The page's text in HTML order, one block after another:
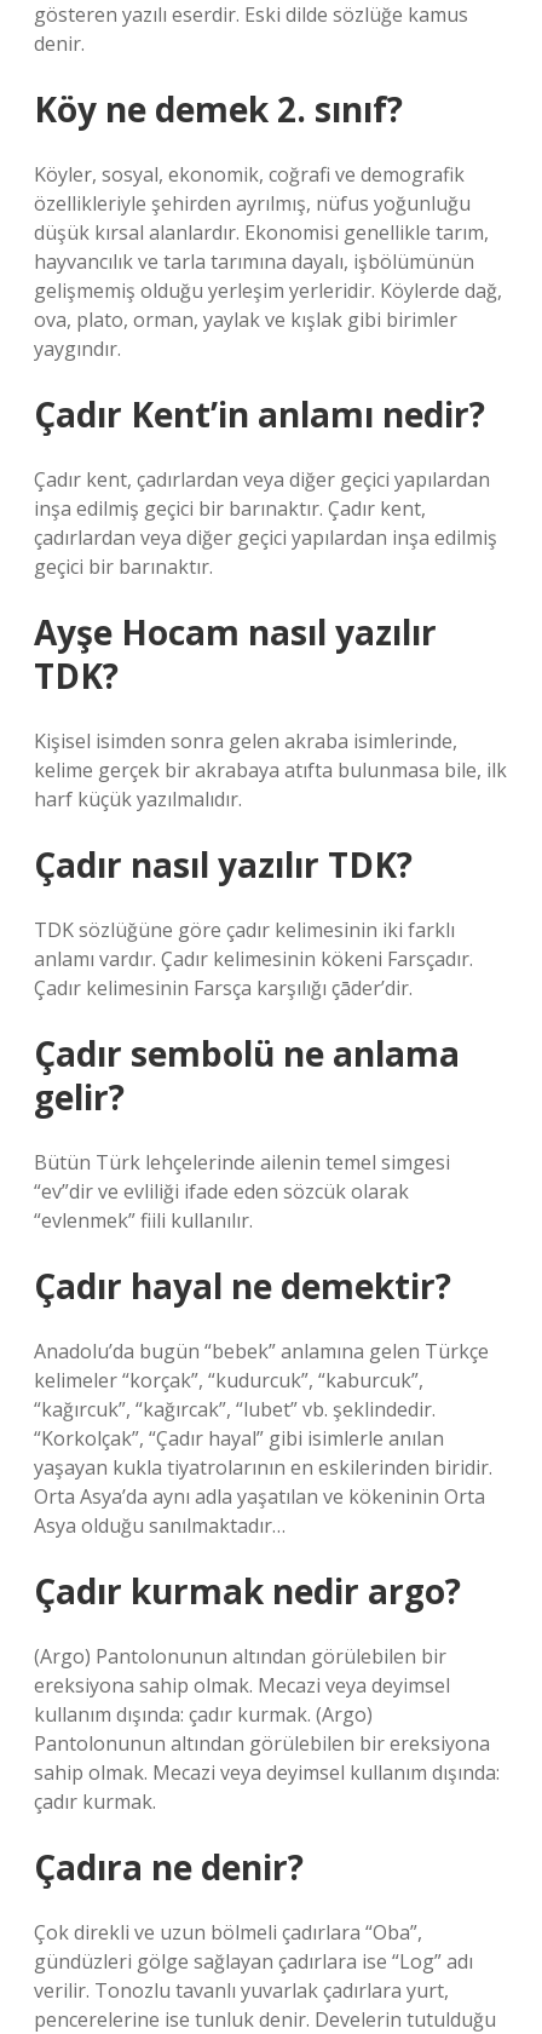
gösteren yazılı eserdir. Eski dilde sözlüğe kamus
denir.
Köy ne demek 2. sınıf?
Köyler, sosyal, ekonomik, coğrafi ve demografik
özellikleriyle şehirden ayrılmış, nüfus yoğunluğu
düşük kırsal alanlardır. Ekonomisi genellikle tarım,
hayvancılık ve tarla tarımına dayalı, işbölümünün
gelişmemiş olduğu yerleşim yerleridir. Köylerde dağ,
ova, plato, orman, yaylak ve kışlak gibi birimler
yaygındır.
Çadır Kent’in anlamı nedir?
Çadır kent, çadırlardan veya diğer geçici yapılardan
inşa edilmiş geçici bir barınaktır. Çadır kent,
çadırlardan veya diğer geçici yapılardan inşa edilmiş
geçici bir barınaktır.
Ayşe Hocam nasıl yazılır
TDK?
Kişisel isimden sonra gelen akraba isimlerinde,
kelime gerçek bir akrabaya atıfta bulunmasa bile, ilk
harf küçük yazılmalıdır.
Çadır nasıl yazılır TDK?
TDK sözlüğüne göre çadır kelimesinin iki farklı
anlamı vardır. Çadır kelimesinin kökeni Farsçadır.
Çadır kelimesinin Farsça karşılığı çāder’dir.
Çadır sembolü ne anlama
gelir?
Bütün Türk lehçelerinde ailenin temel simgesi
“ev”dir ve evliliği ifade eden sözcük olarak
“evlenmek” fiili kullanılır.
Çadır hayal ne demektir?
Anadolu’da bugün “bebek” anlamına gelen Türkçe
kelimeler “korçak”, “kudurcuk”, “kaburcuk”,
“kağırcuk”, “kağırcak”, “lubet” vb. şeklindedir.
“Korkolçak”, “Çadır hayal” gibi isimlerle anılan
yaşayan kukla tiyatrolarının en eskilerinden biridir.
Orta Asya’da aynı adla yaşatılan ve kökeninin Orta
Asya olduğu sanılmaktadır…
Çadır kurmak nedir argo?
(Argo) Pantolonunun altından görülebilen bir
ereksiyona sahip olmak. Mecazi veya deyimsel
kullanım dışında: çadır kurmak. (Argo)
Pantolonunun altından görülebilen bir ereksiyona
sahip olmak. Mecazi veya deyimsel kullanım dışında:
çadır kurmak.
Çadıra ne denir?
Çok direkli ve uzun bölmeli çadırlara “Oba”,
gündüzleri gölge sağlayan çadırlara ise “Log” adı
verilir. Tonozlu tavanlı yuvarlak çadırlara yurt,
pencerelerine ise tunluk denir. Develerin tutulduğu